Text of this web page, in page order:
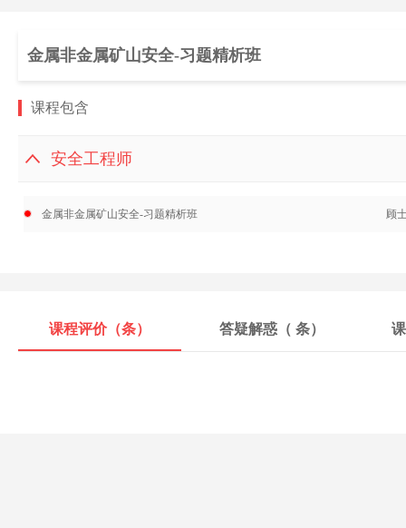
金属非金属矿山安全-习题精析班
课程包含
安全工程师
金属非金属矿山安全-习题精析班 顾
课程评价（条） 答疑解惑（ 条）